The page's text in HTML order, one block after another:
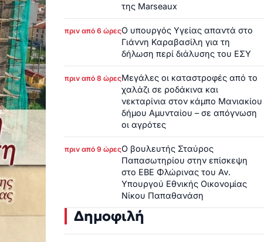
της Marseaux
πριν από 6 ώρεςΟ υπουργός Υγείας απαντά στο
Γιάννη Καραβασίλη για τη
δήλωση περί διάλυσης του ΕΣΥ
πριν από 8 ώρεςΜεγάλες οι καταστροφές από το
χαλάζι σε ροδάκινα και
νεκταρίνια στον κάμπο Μανιακίου
δήμου Αμυνταίου – σε απόγνωση
οι αγρότες
πριν από 9 ώρεςΟ βουλευτής Σταύρος
Παπασωτηρίου στην επίσκεψη
στο ΕΒΕ Φλώρινας του Αν.
Υπουργού Εθνικής Οικονομίας
Νίκου Παπαθανάση
Δημοφιλή